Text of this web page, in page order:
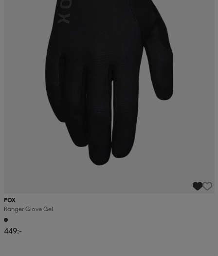
FOX
Ranger Glove Gel
449:-